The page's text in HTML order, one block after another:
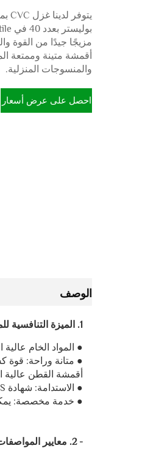
مزيجًا جيدًا من القوة
أقمشة متينة وممتعة
والمنسوجات المنزلية.
احصل على عرض أسعار
الوصف
1. الميزة التنافسية للمنتج
● المواد الخام
● متانة وراحة: قوة
أقمشة القطن عالية
● الاستدامة: شهادة BCI GRS
● خدمة مخصصة:
- 2. معايير المواصفات